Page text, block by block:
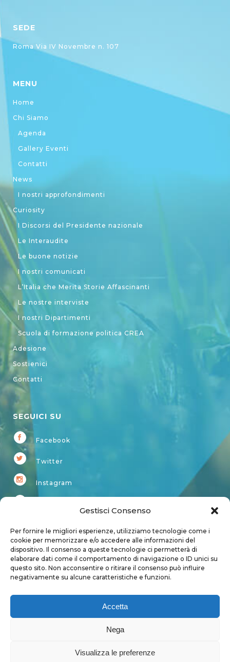
Gestisci Consenso
Per fornire le migliori esperienze, utilizziamo tecnologie come i
cookie per memorizzare e/o accedere alle informazioni del
dispositivo. Il consenso a queste tecnologie ci permetterà di
elaborare dati come il comportamento di navigazione o ID unici su
questo sito. Non acconsentire o ritirare il consenso può influire
negativamente su alcune caratteristiche e funzioni.
Accetta
Nega
Visualizza le preferenze
SEDE
Roma Via IV Novembre n. 107
MENU
Home
Chi Siamo
Agenda
Gallery Eventi
Contatti
News
I nostri approfondimenti
Curiosity
I Discorsi del Presidente nazionale
Le Interaudite
Le buone notizie
I nostri comunicati
L’Italia che Merita Storie Affascinanti
Le nostre interviste
I nostri Dipartimenti
Scuola di formazione politica CREA
Adesione
Sostienici
Contatti
SEGUICI SU
Facebook
Twitter
Instagram
Account
Login